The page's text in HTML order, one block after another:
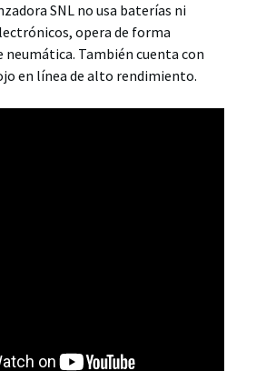
SNL no usa baterías ni
opera de forma
También cuenta con
en línea de alto rendimiento.